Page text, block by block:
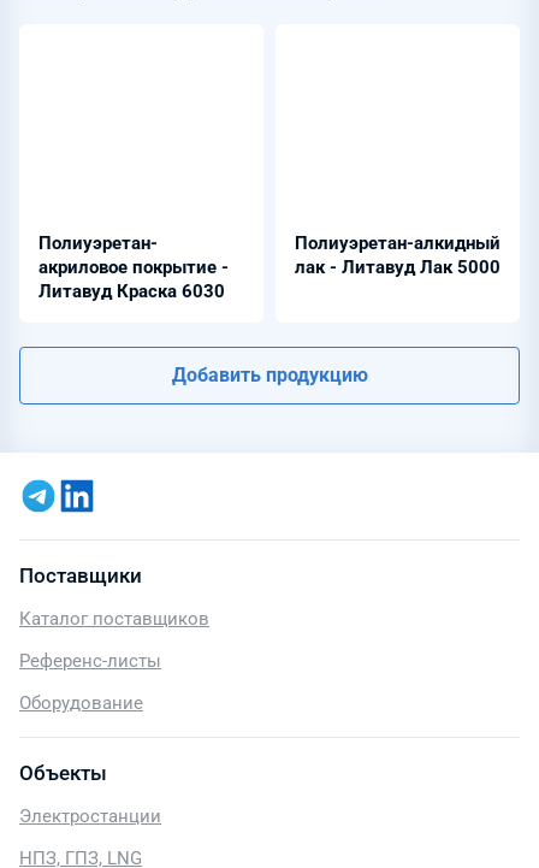
Полиуэретан-
акриловое покрытие -
Литавуд Краска 6030
Полиуэретан-алкидный
лак - Литавуд Лак 5000
Добавить продукцию
Поставщики
Каталог поставщиков
Референс-листы
Оборудование
Объекты
Электростанции
НПЗ, ГПЗ, LNG